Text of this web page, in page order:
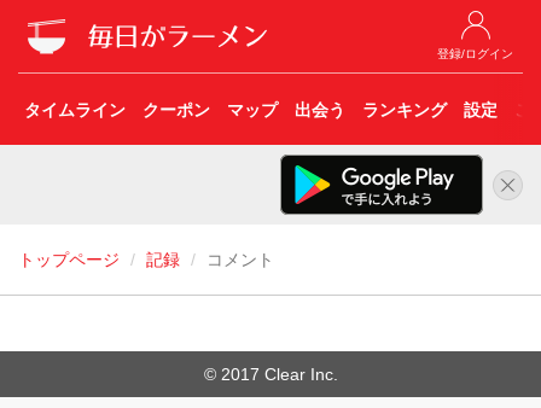
登録/ログイン
タイムライン クーポン マップ 出会う ランキング 設定 こ
トップページ 記録 コメント
© 2017 Clear Inc.